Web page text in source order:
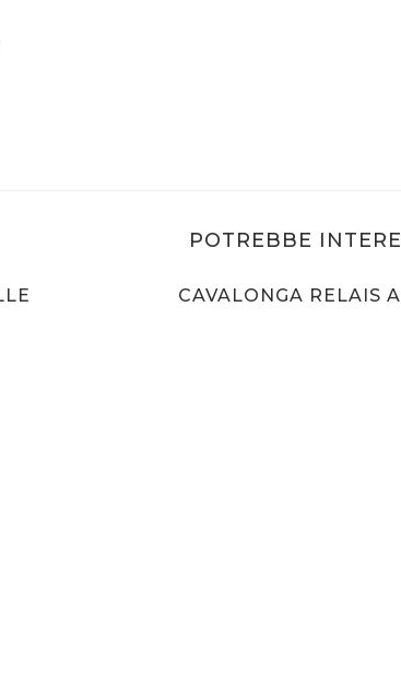
POTREBBE
CAVALONGA RELAIS